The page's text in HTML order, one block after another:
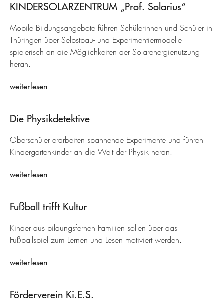
KINDERSOLARZENTRUM „Prof. Solarius“
Mobile Bildungsangebote führen Schülerinnen und Schüler in
Thüringen über Selbstbau- und Experimentiermodelle
spielerisch an die Möglichkeiten der Solarenergienutzung
heran.
weiterlesen
Die Physikdetektive
Oberschüler erarbeiten spannende Experimente und führen
Kindergartenkinder an die Welt der Physik heran.
weiterlesen
Fußball trifft Kultur
Kinder aus bildungsfernen Familien sollen über das
Fußballspiel zum Lernen und Lesen motiviert werden.
weiterlesen
Förderverein Ki.E.S.